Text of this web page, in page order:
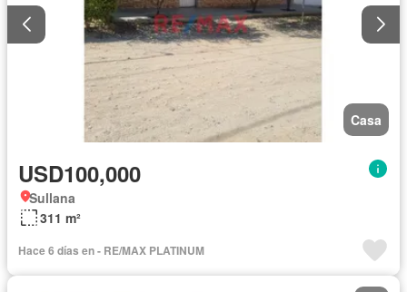
Casa
USD100,000
Sullana
311 m²
Hace 6 días en - RE/MAX PLATINUM